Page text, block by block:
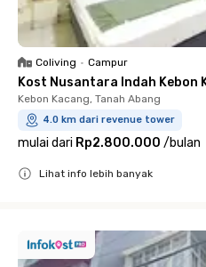
Coliving • Campur
Kost Nusantara Indah Kebon
Kebon Kacang, Tanah Abang
4.0 km dari revenue tower
mulai dari Rp2.800.000 /bulan
Lihat info lebih banyak